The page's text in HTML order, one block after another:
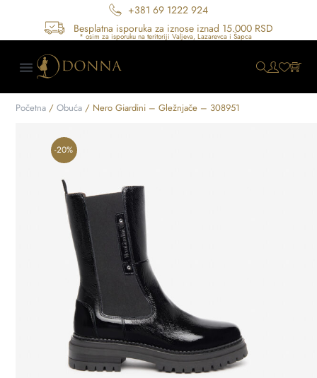
+381 69 1222 924
Besplatna isporuka za iznose iznad 15.000 RSD
Početna /Obuća / Nero Giardini – Gležnjače – 308951
-20%